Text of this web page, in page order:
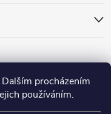
procházením
používáním.